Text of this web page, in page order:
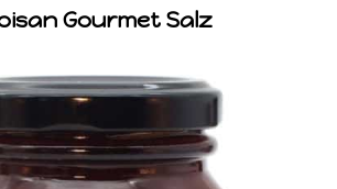
Gourmet Salz